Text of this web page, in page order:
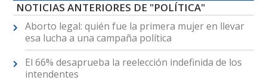
NOTICIAS ANTERIORES DE "POLÍTICA"
Aborto legal: quién fue la primera mujer en llevar
esa lucha a una campaña política
El 66% desaprueba la reelección indefinida de los
intendentes